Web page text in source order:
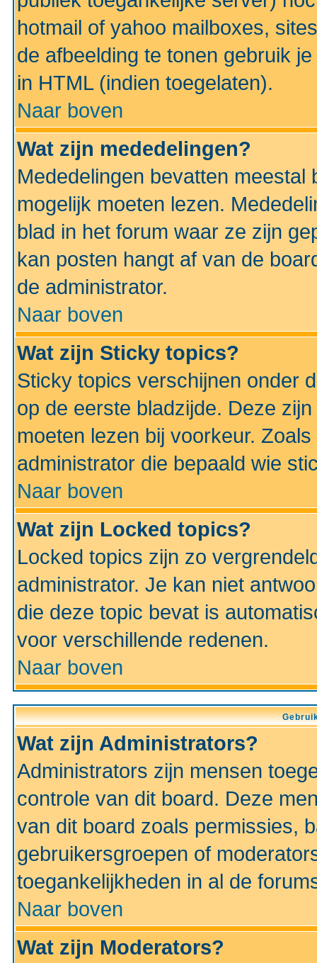
hotmail of yahoo mailboxes,
de afbeelding te tonen gebruik
in HTML (indien toegelaten).
Naar boven
Wat zijn mededelingen?
Mededelingen bevatten
mogelijk moeten lezen.
blad in het forum waar ze zijn
kan posten hangt af van de
de administrator.
Naar boven
Wat zijn Sticky topics?
Sticky topics verschijnen onder
op de eerste bladzijde. Deze
moeten lezen bij voorkeur.
administrator die bepaald wie
Naar boven
Wat zijn Locked topics?
Locked topics zijn zo
administrator. Je kan niet
die deze topic bevat is
voor verschillende redenen.
Naar boven
Wat zijn Administrators?
Administrators zijn mensen
controle van dit board. Deze
van dit board zoals permissies,
gebruikersgroepen of
toegankelijkheden in al de
Naar boven
Wat zijn Moderators?